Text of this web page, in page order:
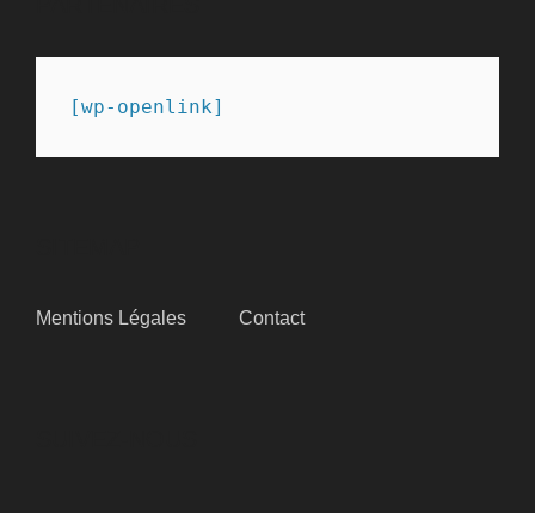
[wp-openlink]
Mentions Légales Contact